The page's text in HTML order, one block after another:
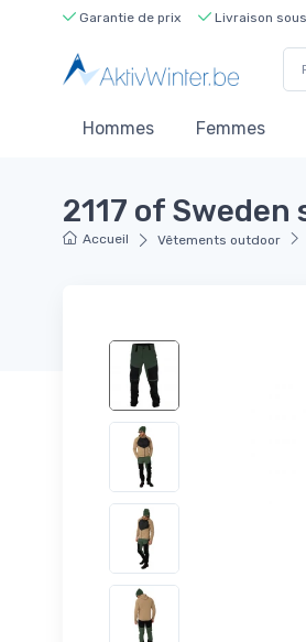
Garantie de prix Livraison
Hommes Femmes
2117 of
Accueil Vêtements outdoor